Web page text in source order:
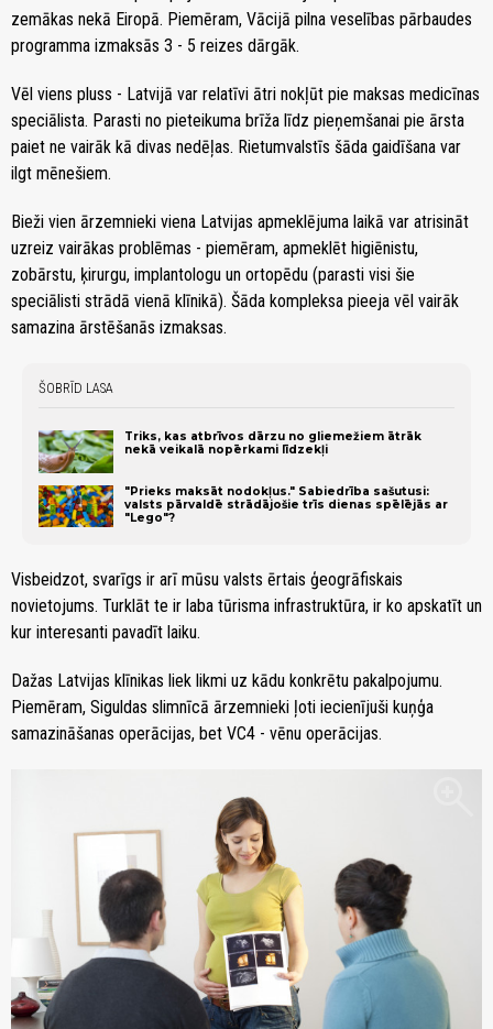
zemākas nekā Eiropā. Piemēram, Vācijā pilna veselības pārbaudes
programma izmaksās 3 - 5 reizes dārgāk.
Vēl viens pluss - Latvijā var relatīvi ātri nokļūt pie maksas medicīnas
speciālista. Parasti no pieteikuma brīža līdz pieņemšanai pie ārsta
paiet ne vairāk kā divas nedēļas. Rietumvalstīs šāda gaidīšana var
ilgt mēnešiem.
Bieži vien ārzemnieki viena Latvijas apmeklējuma laikā var atrisināt
uzreiz vairākas problēmas - piemēram, apmeklēt higiēnistu,
zobārstu, ķirurgu, implantologu un ortopēdu (parasti visi šie
speciālisti strādā vienā klīnikā). Šāda kompleksa pieeja vēl vairāk
samazina ārstēšanās izmaksas.
ŠOBRĪD LASA
Triks, kas atbrīvos dārzu no gliemežiem ātrāk
nekā veikalā nopērkami līdzekļi
"Prieks maksāt nodokļus." Sabiedrība sašutusi:
valsts pārvaldē strādājošie trīs dienas spēlējās ar
"Lego"?
Visbeidzot, svarīgs ir arī mūsu valsts ērtais ģeogrāfiskais
novietojums. Turklāt te ir laba tūrisma infrastruktūra, ir ko apskatīt un
kur interesanti pavadīt laiku.
Dažas Latvijas klīnikas liek likmi uz kādu konkrētu pakalpojumu.
Piemēram, Siguldas slimnīcā ārzemnieki ļoti iecienījuši kuņģa
samazināšanas operācijas, bet VC4 - vēnu operācijas.